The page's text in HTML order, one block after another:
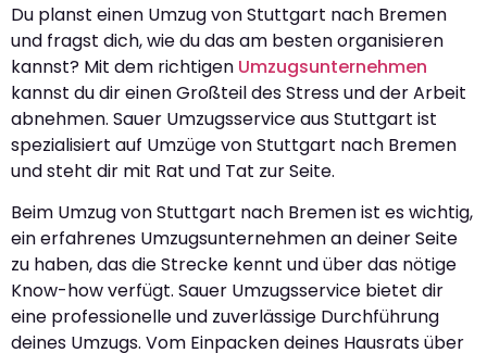
Du planst einen Umzug von Stuttgart nach Bremen
und fragst dich, wie du das am besten organisieren
kannst? Mit dem richtigen Umzugsunternehmen
kannst du dir einen Großteil des Stress und der Arbeit
abnehmen. Sauer Umzugsservice aus Stuttgart ist
spezialisiert auf Umzüge von Stuttgart nach Bremen
und steht dir mit Rat und Tat zur Seite.
Beim Umzug von Stuttgart nach Bremen ist es wichtig,
ein erfahrenes Umzugsunternehmen an deiner Seite
zu haben, das die Strecke kennt und über das nötige
Know-how verfügt. Sauer Umzugsservice bietet dir
eine professionelle und zuverlässige Durchführung
deines Umzugs. Vom Einpacken deines Hausrats über